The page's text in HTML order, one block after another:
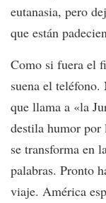
eutanasia, pero
que están
Como si fuera el
suena el
que llama a «la
destila humor por
se transforma en
palabras. Pronto
viaje. América